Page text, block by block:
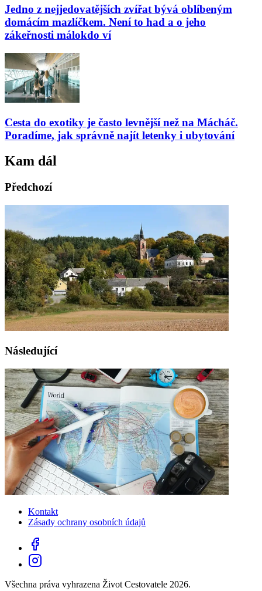
Jedno z nejjedovatějších zvířat bývá oblíbeným
domácím mazlíčkem. Není to had a o jeho
zákeřnosti málokdo ví
Cesta do exotiky je často levnější než na Mácháč.
Poradíme, jak správně najít letenky i ubytování
Kam dál
Předchozí
Následující
Kontakt
Zásady ochrany osobních údajů
Všechna práva vyhrazena Život Cestovatele 2026.